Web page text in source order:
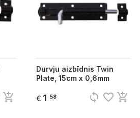
add_shopping_cart
Durvju aizbīdnis Twin
Plate, 15cm x 0,6mm
€ 1 58 sync favorite_border add_shopping_cart